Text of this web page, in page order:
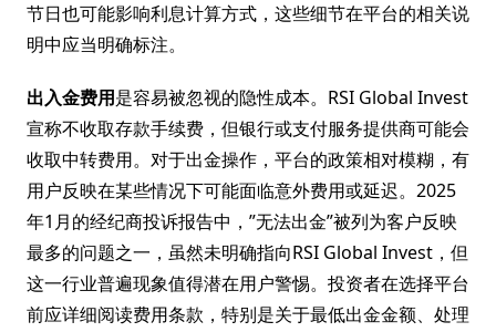
节日也可能影响利息计算方式，这些细节在平台的相关说
明中应当明确标注。
出入金费用是容易被忽视的隐性成本。RSI Global Invest
宣称不收取存款手续费，但银行或支付服务提供商可能会
收取中转费用。对于出金操作，平台的政策相对模糊，有
用户反映在某些情况下可能面临意外费用或延迟。2025
年1月的经纪商投诉报告中，”无法出金”被列为客户反映
最多的问题之一，虽然未明确指向RSI Global Invest，但
这一行业普遍现象值得潜在用户警惕。投资者在选择平台
前应详细阅读费用条款，特别是关于最低出金金额、处理